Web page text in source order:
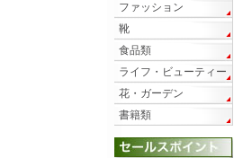
ファッション
靴
食品類
ライフ・ビューティー
花・ガーデン
書籍類